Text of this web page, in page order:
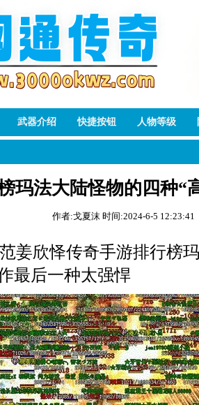
武器介绍 快捷按钮 人物等级
玛法大陆怪物的四种“
太强悍
作者:戈夏沫 时间:2024-6-5 12:23:41
姜欣怿传奇手游排行榜
最后一种太强悍